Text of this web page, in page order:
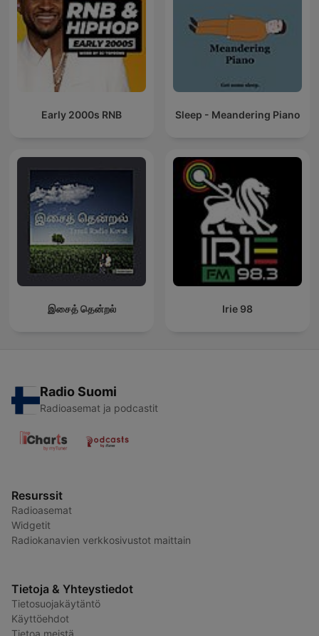
Early 2000s RNB Sleep - Meandering Piano
இசைத் தென்றல் Irie 98
Radio Suomi
Radioasemat ja podcastit
Resurssit
Radioasemat
Widgetit
Radiokanavien verkkosivustot maittain
Tietoja & Yhteystiedot
Tietosuojakäytäntö
Käyttöehdot